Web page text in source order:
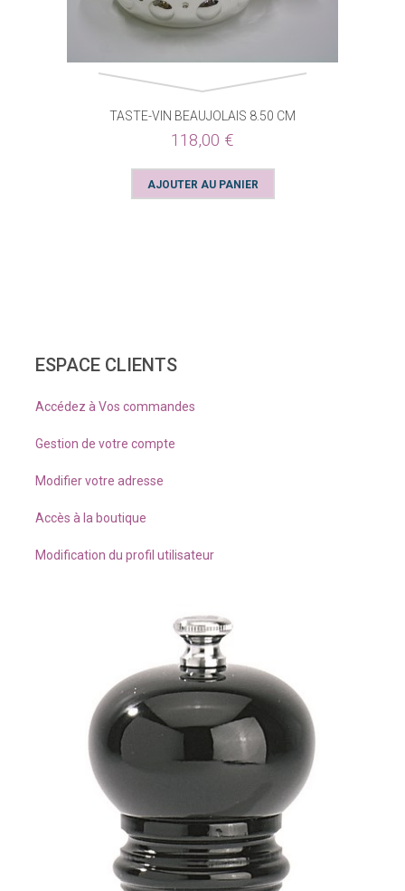
TASTE-VIN BEAUJOLAIS 8.50 CM
118,00 €
ESPACE CLIENTS
Accédez à Vos commandes
Gestion de votre compte
Modifier votre adresse
Accès à la boutique
Modification du profil utilisateur